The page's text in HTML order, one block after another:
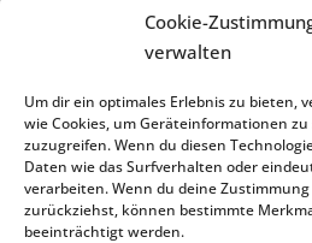
Cookie-
verwalten
Um dir ein optimales Erlebnis zu bieten,
wie Cookies, um Geräteinformationen
zuzugreifen. Wenn du diesen
Daten wie das Surfverhalten oder
verarbeiten. Wenn du deine
zurückziehst, können bestimmte
beeinträchtigt werden.